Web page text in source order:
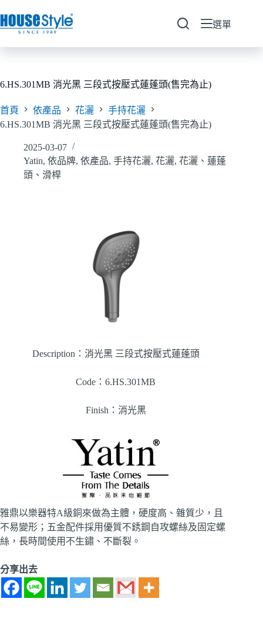
至
要
選單
6.HS.301MB 消光黑 三段式按壓式蓮蓬頭(售完為止)
首頁 依產品 花灑
手持花灑
6.HS.301MB 消光黑 三段式按壓式蓮蓬頭(售完為止)
2025-03-07
Yatin, 依品牌, 依產品, 手持花灑, 花灑, 花灑、蓮蓬
頭、滑桿
Description：消光黑 三段式按壓式蓮蓬頭
Code：6.HS.301MB
Finish：消光黑
雅鼎以樂器特A級銅來做為主體，硬度高、雜質少，且
不易變形；五金配件採用優質不銹鋼自攻螺絲及固定螺
絲，長時間使用不生鏽、不斷裂。
分享出去